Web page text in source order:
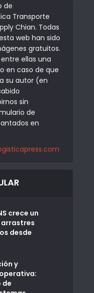
de
Transporte
Chian. Todas
web han sido
gratuitos.
ellas una
en caso de que
su autor (en
sin
de
en
crece un
arrastres
desde
y
de